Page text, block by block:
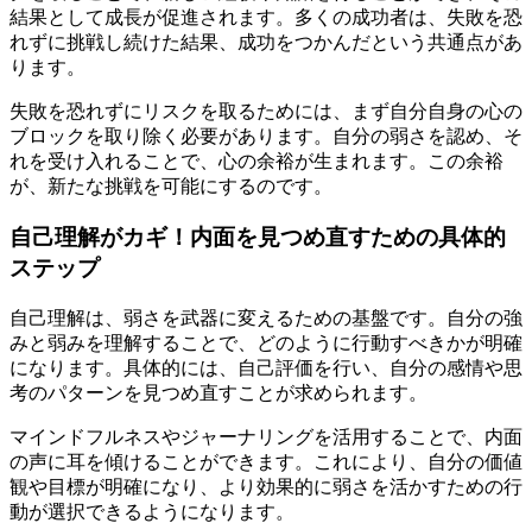
結果として成長が促進されます。多くの成功者は、失敗を恐
れずに挑戦し続けた結果、成功をつかんだという共通点があ
ります。
失敗を恐れずにリスクを取るためには、まず自分自身の心の
ブロックを取り除く必要があります。自分の弱さを認め、そ
れを受け入れることで、心の余裕が生まれます。この余裕
が、新たな挑戦を可能にするのです。
自己理解がカギ！内面を見つめ直すための具体的
ステップ
自己理解は、弱さを武器に変えるための基盤です。自分の強
みと弱みを理解することで、どのように行動すべきかが明確
になります。具体的には、自己評価を行い、自分の感情や思
考のパターンを見つめ直すことが求められます。
マインドフルネスやジャーナリングを活用することで、内面
の声に耳を傾けることができます。これにより、自分の価値
観や目標が明確になり、より効果的に弱さを活かすための行
動が選択できるようになります。